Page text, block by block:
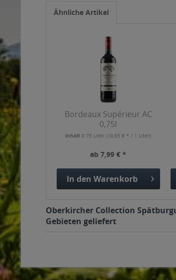
Ähnliche Artikel
Bordeaux Supérieur AC
0,75l
Inhalt0.75 Liter(10,65 € * / 1 Liter)
ab 7,99 € *
In den Warenkorb
Oberkircher Collection
Gebieten geliefert